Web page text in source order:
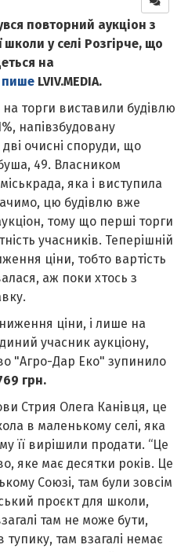
повторний аукціон з
у селі Розгірче, що
на
пише LVIV.MEDIA.
торги виставили будівлю
напівзбудовану
очисні споруди, що
49. Власником
яка і виступила
цю будівлю вже
тому що перші торги
учасників. Теперішній
ціни, тобто вартість
аж поки хтось з
ціни, і лише на
учасник аукціону,
"Агро-Дар Еко" зупинило
грн.
Стрия Олега Канівця, це
в маленькому селі, яка
її вирішили продати. “Це
яке має десятки років. Це
Союзі, там були зовсім
проєкт для школи,
там не може бути,
там взагалі немає